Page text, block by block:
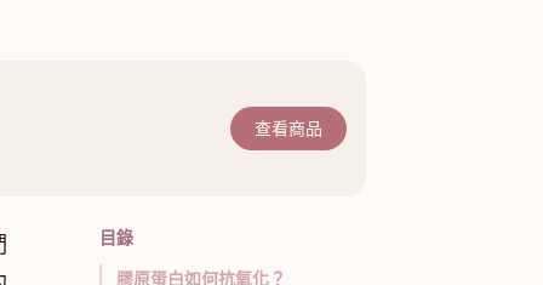
查看商品
目錄
膠原蛋白如何抗氧化？